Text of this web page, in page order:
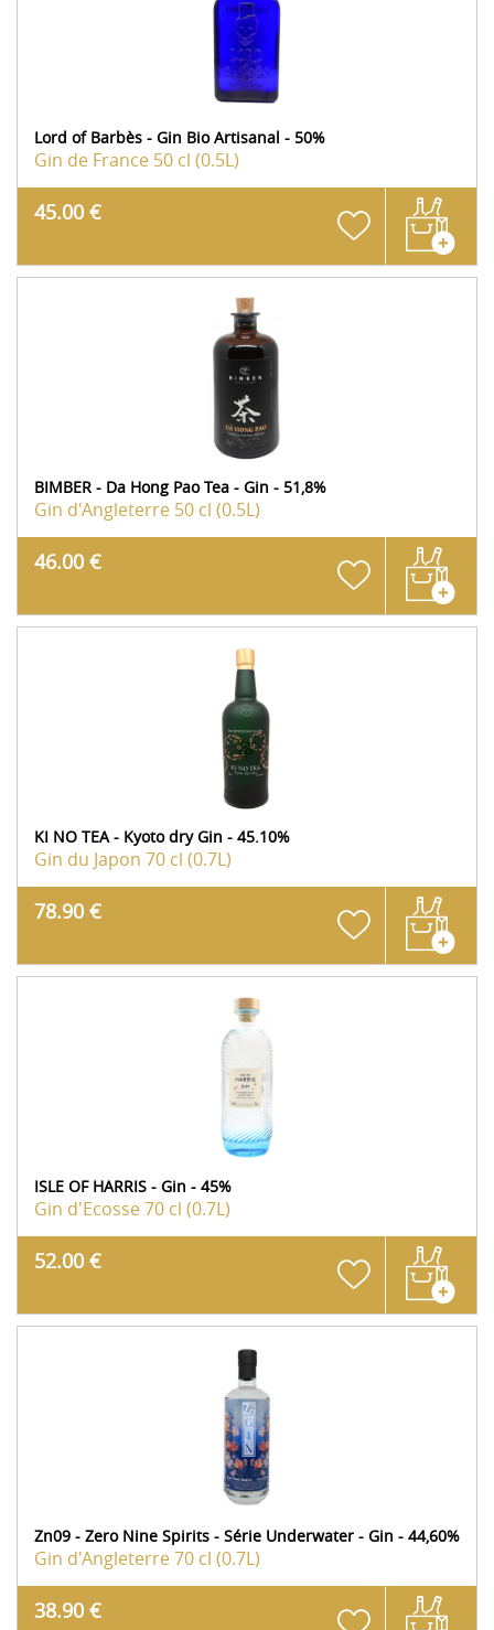
Lord of Barbès - Gin Bio Artisanal - 50%
Gin de France 50 cl (0.5L)
45.00 €
BIMBER - Da Hong Pao Tea - Gin - 51,8%
Gin d'Angleterre 50 cl (0.5L)
46.00 €
KI NO TEA - Kyoto dry Gin - 45.10%
Gin du Japon 70 cl (0.7L)
78.90 €
ISLE OF HARRIS - Gin - 45%
Gin d'Ecosse70 cl (0.7L)
52.00 €
Zn09 - Zero Nine Spirits - Série Underwater - Gin - 44,60%
Gin d'Angleterre70 cl (0.7L)
38.90 €